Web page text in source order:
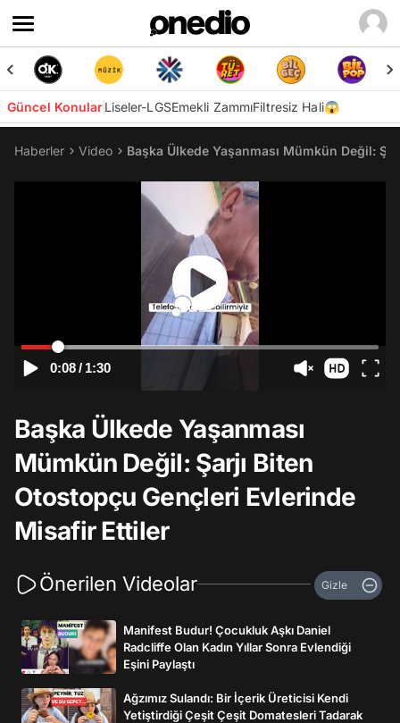
Güncel KonularLiseler-LGSEmekli ZammıFiltresiz Hali😱
Haberler Video Başka Ülkede Yaşanması Mümkün Değil:
0:08/ 1:30
Başka Ülkede Yaşanması
Mümkün Değil: Şarjı Biten
Otostopçu Gençleri Evlerinde
Misafir Ettiler
Önerilen Videolar Gizle
Manifest Budur! Çocukluk Aşkı Daniel
Radcliffe Olan Kadın Yıllar Sonra Evlendiği
Eşini Paylaştı
Ağzımız Sulandı: Bir İçerik Üreticisi Kendi
Yetiştirdiği Çeşit Çeşit Domatesleri Tadarak